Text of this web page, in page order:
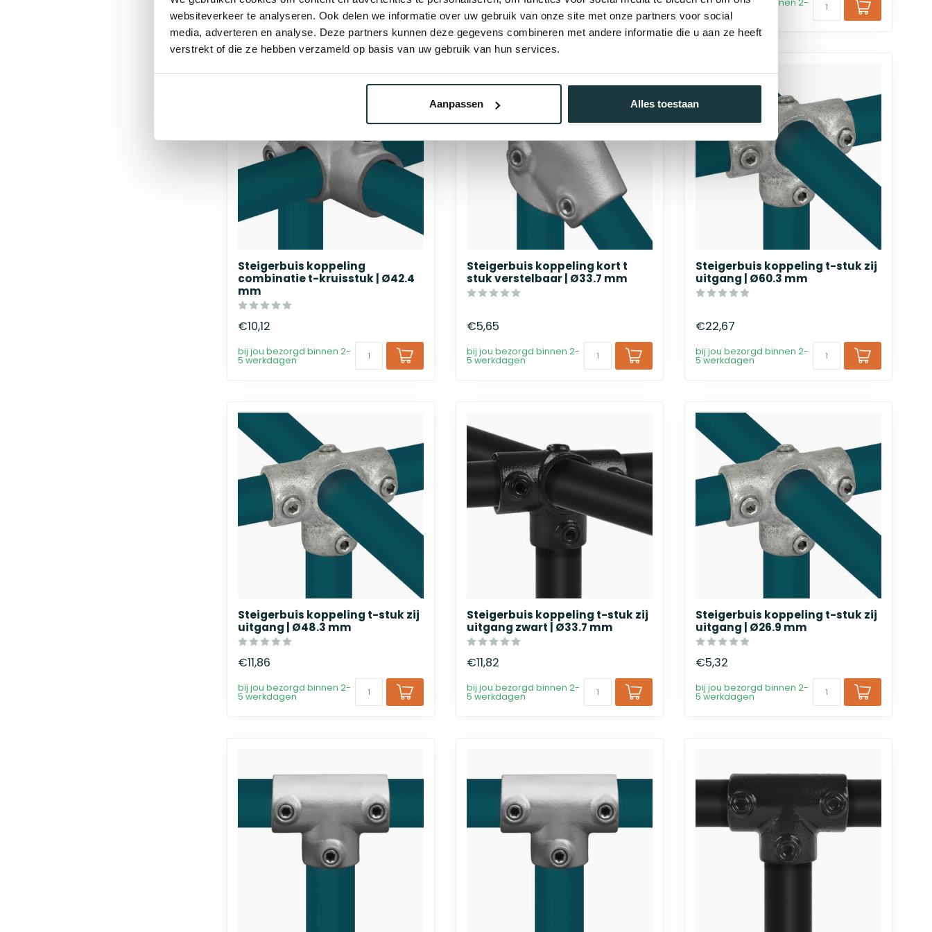
websiteverkeer te analyseren. Ook delen we informatie over uw gebruik van onze site met onze partners voor social
media, adverteren en analyse. Deze partners kunnen deze gegevens combineren met andere informatie die u aan ze heeft
verstrekt of die ze hebben verzameld op basis van uw gebruik van hun services.
Aanpassen Alles toestaan
bij jou bezorgd binnen 2-
5 werkdagen
bij jou bezorgd binnen 2-
5 werkdagen
bij jou bezorgd binnen 2-
5 werkdagen
Steigerbuis koppeling
combinatie t-kruisstuk | Ø42.4
mm
€10,12
bij jou bezorgd binnen 2-
5 werkdagen
Steigerbuis koppeling kort t
stuk verstelbaar | Ø33.7 mm
€5,65
bij jou bezorgd binnen 2-
5 werkdagen
Steigerbuis koppeling t-stuk zij
uitgang | Ø60.3 mm
€22,67
bij jou bezorgd binnen 2-
5 werkdagen
Steigerbuis koppeling t-stuk zij
uitgang | Ø48.3 mm
€11,86
bij jou bezorgd binnen 2-
5 werkdagen
Steigerbuis koppeling t-stuk zij
uitgang zwart | Ø33.7 mm
€11,82
bij jou bezorgd binnen 2-
5 werkdagen
Steigerbuis koppeling t-stuk zij
uitgang | Ø26.9 mm
€5,32
bij jou bezorgd binnen 2-
5 werkdagen